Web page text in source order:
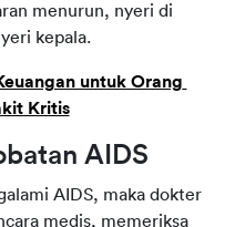
menurun, nyeri di
kepala.
untuk Orang
Kritis
AIDS
AIDS, maka dokter
medis, memeriksa